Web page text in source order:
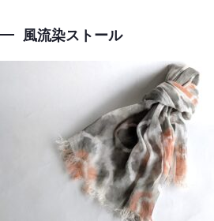
風流染ストール